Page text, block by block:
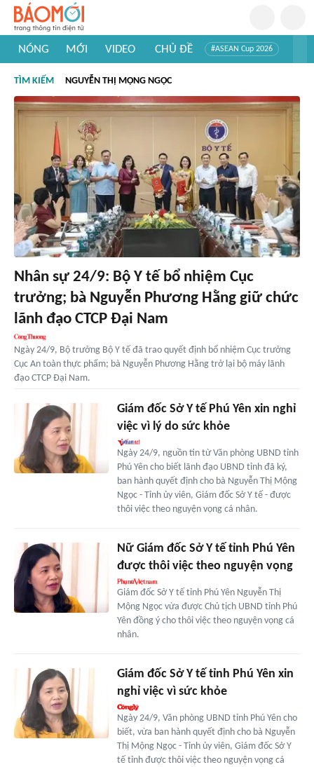
NÓNG MỚI VIDEO CHỦ ĐỀ #ASEAN Cup 2026
#Khám phá thế giới
TÌM KIẾM NGUYỄN THỊ MỘNG NGỌC
Nhân sự 24/9: Bộ Y tế bổ nhiệm Cục
trưởng; bà Nguyễn Phương Hằng giữ chức
lãnh đạo CTCP Đại Nam
Ngày 24/9, Bộ trưởng Bộ Y tế đã trao quyết định bổ nhiệm Cục trưởng
Cục An toàn thực phẩm; bà Nguyễn Phương Hằng trở lại bộ máy lãnh
đạo CTCP Đại Nam.
Giám đốc Sở Y tế Phú Yên xin nghỉ
việc vì lý do sức khỏe
Ngày 24/9, nguồn tin từ Văn phòng UBND tỉnh
Phú Yên cho biết lãnh đạo UBND tỉnh đã ký,
ban hành quyết định cho bà Nguyễn Thị Mộng
Ngọc - Tỉnh ủy viên, Giám đốc Sở Y tế - được
thôi việc theo nguyện vọng cá nhân.
Nữ Giám đốc Sở Y tế tỉnh Phú Yên
được thôi việc theo nguyện vọng
Giám đốc Sở Y tế tỉnh Phú Yên Nguyễn Thị
Mộng Ngọc vừa được Chủ tịch UBND tỉnh Phú
Yên đồng ý cho thôi việc theo nguyện vọng cá
nhân.
Giám đốc Sở Y tế tỉnh Phú Yên xin
nghỉ việc vì sức khỏe
Ngày 24/9, Văn phòng UBND tỉnh Phú Yên cho
biết, vừa ban hành quyết định cho bà Nguyễn
Thị Mộng Ngọc - Tỉnh ủy viên, Giám đốc Sở Y
tế tỉnh được thôi việc theo nguyện vọng cá